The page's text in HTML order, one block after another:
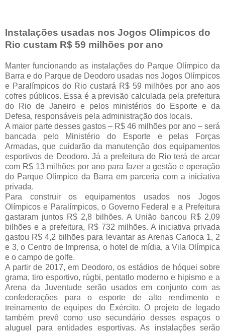
Instalações usadas nos Jogos Olímpicos do
Rio custam R$ 59 milhões por ano
Manter funcionando as instalações do Parque Olímpico da
Barra e do Parque de Deodoro usadas nos Jogos Olímpicos
e Paralímpicos do Rio custará R$ 59 milhões por ano aos
cofres públicos. Essa é a previsão calculada pela prefeitura
do Rio de Janeiro e pelos ministérios do Esporte e da
Defesa, responsáveis pela administração dos locais.
A maior parte desses gastos – R$ 46 milhões por ano – será
bancada pelo Ministério do Esporte e pelas Forças
Armadas, que cuidarão da manutenção dos equipamentos
esportivos de Deodoro. Já a prefeitura do Rio terá de arcar
com R$ 13 milhões por ano para fazer a gestão e operação
do Parque Olímpico da Barra em parceria com a iniciativa
privada.
Para construir os equipamentos usados nos Jogos
Olímpicos e Paralímpicos, o Governo Federal e a Prefeitura
gastaram juntos R$ 2,8 bilhões. A União bancou R$ 2,09
bilhões e a prefeitura, R$ 732 milhões. A iniciativa privada
gastou R$ 4,2 bilhões para levantar as Arenas Carioca 1, 2
e 3, o Centro de Imprensa, o hotel de mídia, a Vila Olímpica
e o campo de golfe.
A partir de 2017, em Deodoro, os estádios de hóquei sobre
grama, tiro esportivo, rúgbi, pentatlo moderno e hipismo e a
Arena da Juventude serão usados em conjunto com as
confederações para o esporte de alto rendimento e
treinamento de equipes do Exército. O projeto de legado
também prevê como uso secundário desses espaços o
aluguel para entidades esportivas. As instalações serão